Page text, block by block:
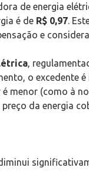
de energia
é de R$ 0,97 .
e
,
o excedente
(como à
da energia